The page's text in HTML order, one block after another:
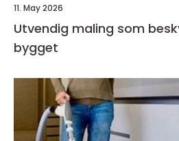
11. May 2026
Utvendig maling som
bygget